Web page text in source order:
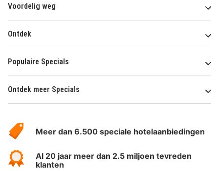
Voordelig weg
Ontdek
Populaire Specials
Ontdek meer Specials
HotelSpecials
Meer dan 6.500 speciale hotelaanbiedingen
Al 20 jaar meer dan 2.5 miljoen tevreden
klanten